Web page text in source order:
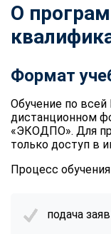
О
Формат
Обучение по всей
дистанционном
«ЭКОДПО». Для
только доступ в
Процесс
подача